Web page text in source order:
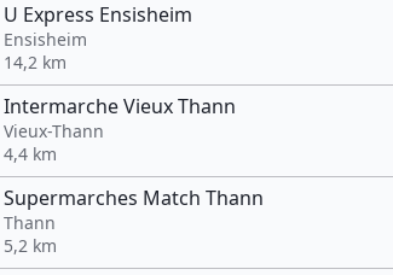
U Express Ensisheim
Ensisheim
14,2 km
Intermarche Vieux Thann
Vieux-Thann
4,4 km
Supermarches Match Thann
Thann
5,2 km